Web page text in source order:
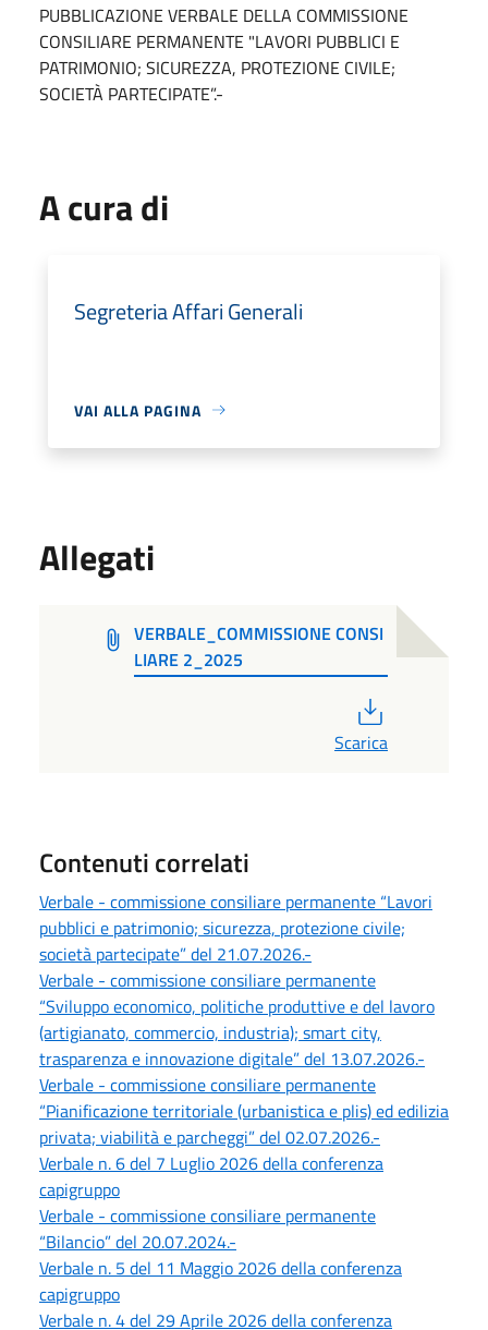
PUBBLICAZIONE VERBALE DELLA COMMISSIONE
CONSILIARE PERMANENTE "LAVORI PUBBLICI E
PATRIMONIO; SICUREZZA, PROTEZIONE CIVILE;
SOCIETÀ PARTECIPATE”.-
A cura di
Segreteria Affari Generali
VAI ALLA PAGINA
Allegati
VERBALE_COMMISSIONE CONSI
LIARE 2_2025
Scarica
Contenuti correlati
Verbale - commissione consiliare permanente “Lavori
pubblici e patrimonio; sicurezza, protezione civile;
società partecipate” del 21.07.2026.-
Verbale - commissione consiliare permanente
“Sviluppo economico, politiche produttive e del lavoro
(artigianato, commercio, industria); smart city,
trasparenza e innovazione digitale” del 13.07.2026.-
Verbale - commissione consiliare permanente
“Pianificazione territoriale (urbanistica e plis) ed edilizia
privata; viabilità e parcheggi” del 02.07.2026.-
Verbale n. 6 del 7 Luglio 2026 della conferenza
capigruppo
Verbale - commissione consiliare permanente
“Bilancio” del 20.07.2024.-
Verbale n. 5 del 11 Maggio 2026 della conferenza
capigruppo
Verbale n. 4 del 29 Aprile 2026 della conferenza